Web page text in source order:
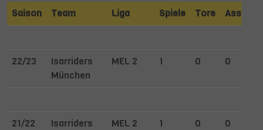
Saison Team Liga Spiele Tore Assists
22/23
Isarriders
München
MEL 2 1 0 0
21/22
Isarriders
MEL 2 1 0 0